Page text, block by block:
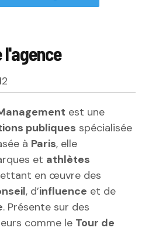
l'agence
est une
publiques spécialisée
à Paris, elle
et athlètes
en œuvre des
, d’influence et de
. Présente sur des
comme le Tour de